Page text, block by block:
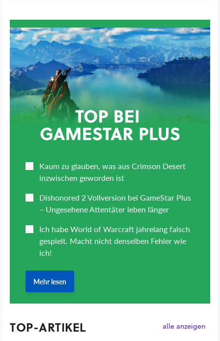
TOP-ARTIKEL alle anzeigen